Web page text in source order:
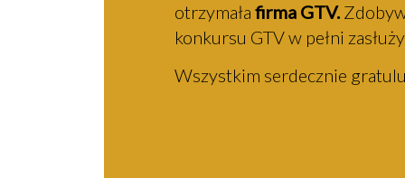
otrzymała firma GTV.
konkursu GTV w pełni
Wszystkim serdecznie